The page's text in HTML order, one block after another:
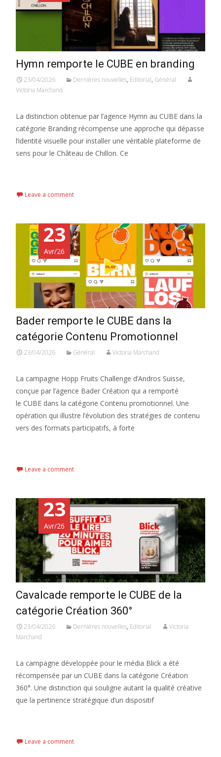
Hymn remporte le CUBE en branding
23/04/2026 Dernières nouvelles, Editorial, Général
Victoria Marchand
La distinction obtenue par l’agence Hymn au CUBE dans la
catégorie Branding récompense une approche qui dépasse
l’identité visuelle pour installer une véritable plateforme de
sens pour le Château de Chillon. Ce
Leave a comment
23
Avr/26
Bader remporte le CUBE dans la
catégorie Contenu Promotionnel
23/04/2026 Général Victoria Marchand
La campagne Hopp Fruits Challenge d’Andros Suisse,
conçue par l’agence Bader Création qui a remporté
le CUBE dans la catégorie Contenu promotionnel. Une
opération qui illustre l’évolution des stratégies de contenu
vers des formats participatifs, à forte
Leave a comment
23
Avr/26
Cavalcade remporte le CUBE de la
catégorie Création 360°
23/04/2026 Dernières nouvelles, Editorial
Victoria
Marchand
La campagne développée pour le média Blick a été
récompensée par un CUBE dans la catégorie Création
360°. Une distinction qui souligne autant la qualité créative
que la pertinence stratégique d’un dispositif
Leave a comment